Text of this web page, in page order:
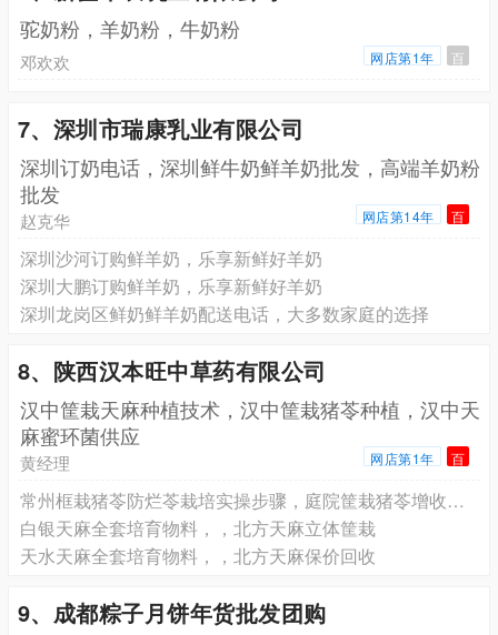
驼奶粉，羊奶粉，牛奶粉
邓欢欢 网店第1年 百
7、深圳市瑞康乳业有限公司
深圳订奶电话，深圳鲜牛奶鲜羊奶批发，高端羊奶粉
批发
赵克华 网店第14年 百
深圳沙河订购鲜羊奶，乐享新鲜好羊奶
深圳大鹏订购鲜羊奶，乐享新鲜好羊奶
深圳龙岗区鲜奶鲜羊奶配送电话，大多数家庭的选择
8、陕西汉本旺中草药有限公司
汉中筐栽天麻种植技术，汉中筐栽猪苓种植，汉中天
麻蜜环菌供应
黄经理 网店第1年 百
常州框栽猪苓防烂苓栽培实操步骤，庭院筐栽猪苓增收完整方案
白银天麻全套培育物料，，北方天麻立体筐栽
天水天麻全套培育物料，，北方天麻保价回收
9、成都粽子月饼年货批发团购